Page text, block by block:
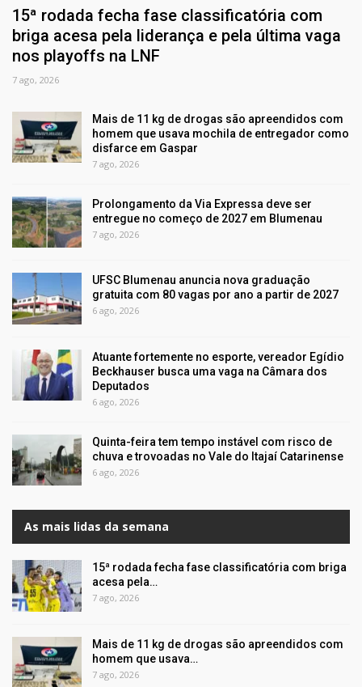
15ª rodada fecha fase classificatória com
briga acesa pela liderança e pela última vaga
nos playoffs na LNF
7 ago, 2026
Mais de 11 kg de drogas são apreendidos com
homem que usava mochila de entregador como
disfarce em Gaspar
7 ago, 2026
Prolongamento da Via Expressa deve ser
entregue no começo de 2027 em Blumenau
7 ago, 2026
UFSC Blumenau anuncia nova graduação
gratuita com 80 vagas por ano a partir de 2027
6 ago, 2026
Atuante fortemente no esporte, vereador Egídio
Beckhauser busca uma vaga na Câmara dos
Deputados
6 ago, 2026
Quinta-feira tem tempo instável com risco de
chuva e trovoadas no Vale do Itajaí Catarinense
6 ago, 2026
As mais lidas da semana
15ª rodada fecha fase classificatória com briga
acesa pela…
7 ago, 2026
Mais de 11 kg de drogas são apreendidos com
homem que usava…
7 ago, 2026